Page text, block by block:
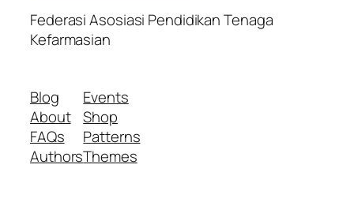
Federasi Asosiasi Pendidikan Tenaga
Kefarmasian
Blog
About
FAQs
Authors
Events
Shop
Patterns
Themes